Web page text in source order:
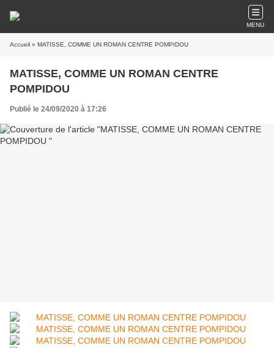
MENU
Accueil » MATISSE, COMME UN ROMAN CENTRE POMPIDOU
MATISSE, COMME UN ROMAN CENTRE
POMPIDOU
Publié le 24/09/2020 à 17:26